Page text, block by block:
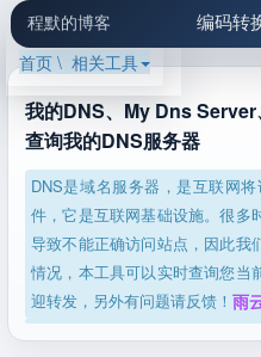
程默的博客 编码转
格式化与前端
网络工
邮件工具
生活便民
5.1支付
首页 \ 相关工具
我的DNS、My Dns Server
查询我的DNS服务器
DNS是域名服务器，是互联网
件，它是互联网基础设施。很多
导致不能正确访问站点，因此我
情况，本工具可以实时查询您当
迎转发，另外有问题请反馈！ 雨